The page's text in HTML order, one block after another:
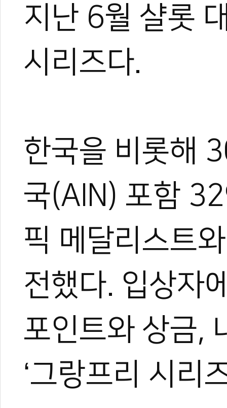
지난 6월 샬롯
시리즈다.
한국을 비롯해
국(AIN) 포함
픽 메달리스트
전했다. 입상자
포인트와 상금,
‘그랑프리 시리